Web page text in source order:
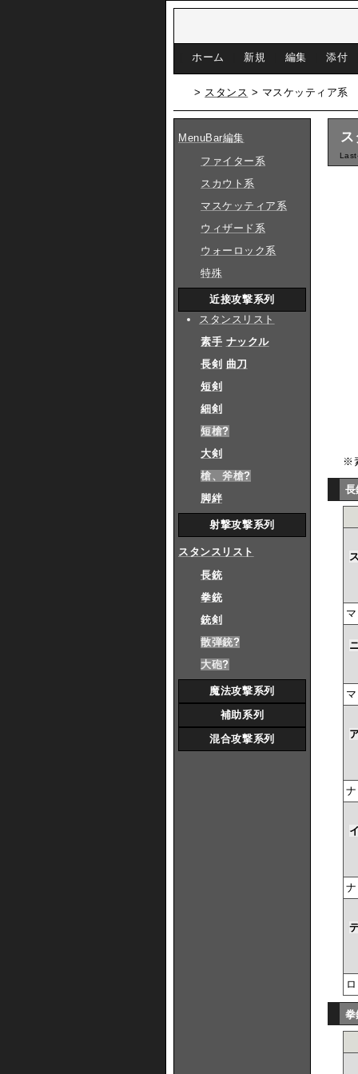
ホーム 新規 編集 添付
> スタンス > マスケッティア系
ス
※
MenuBar編集
ファイター系
スカウト系
マスケッティア系
ウィザード系
ウォーロック系
特殊
近接攻撃系列
スタンスリスト
素手 ナックル
長剣 曲刀
短剣
細剣
短槍?
大剣
槍、斧槍?
脚絆
射撃攻撃系列
スタンスリスト
長銃
拳銃
銃剣
散弾銃?
大砲?
魔法攻撃系列
補助系列
混合攻撃系列